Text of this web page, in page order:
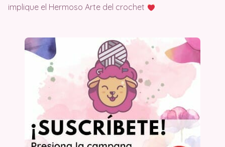
implique el Hermoso Arte del crochet